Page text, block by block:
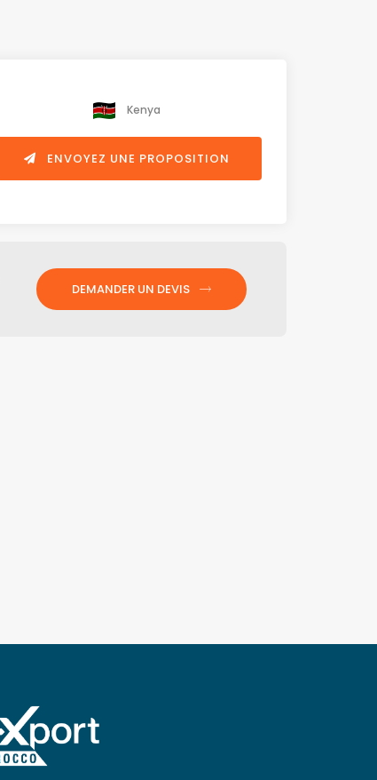
Kenya
ENVOYEZ UNE PROPOSITION
DEMANDER UN DEVIS